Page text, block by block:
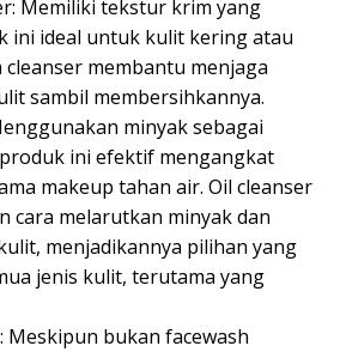
Memiliki tekstur krim yang
ini ideal untuk kulit kering atau
cleanser membantu menjaga
sambil membersihkannya.
minyak sebagai
ini efektif mengangkat
makeup tahan air. Oil cleanser
cara melarutkan minyak dan
menjadikannya pilihan yang
jenis kulit, terutama yang
Meskipun bukan facewash